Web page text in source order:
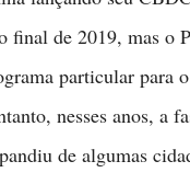
final de 2019, mas o
particular para o
nesses anos, a
de algumas